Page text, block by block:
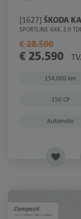
[1627] ŠKODA
SPORTLINE 4X4, 2.0
€ 28.500
€ 25.590
154.000 km
150 CP
Automata